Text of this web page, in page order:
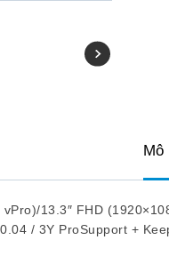
Mô
13.3″ FHD
/ 3Y ProSupport +